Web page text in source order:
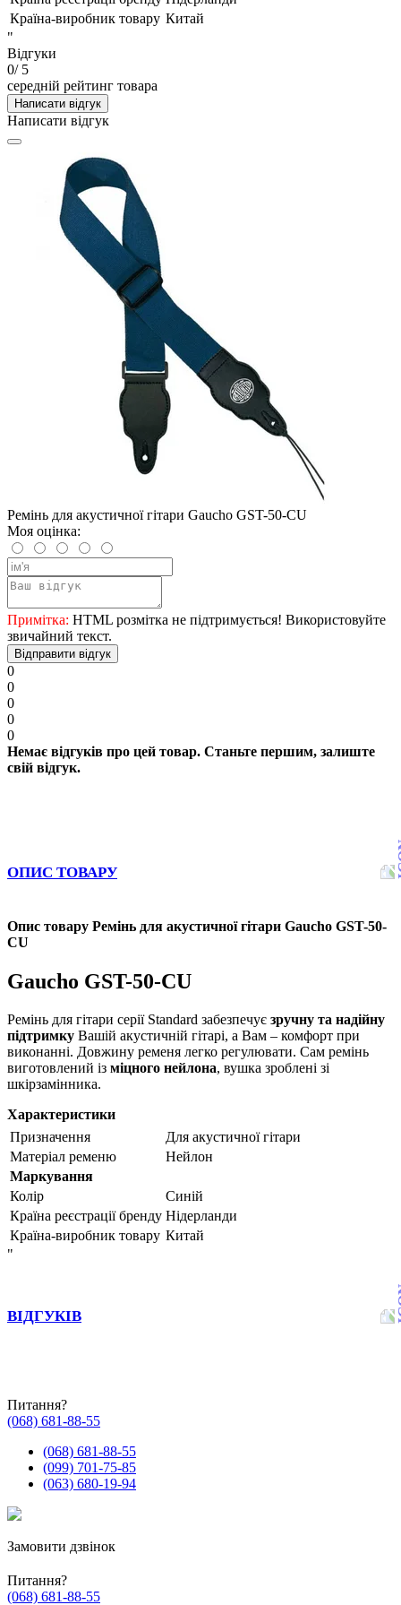
Країна-виробник товару Китай
"
Відгуки
0/ 5
середній рейтинг товара
Написати відгук
Написати відгук
Ремінь для акустичної гітари Gaucho GST-50-CU
Моя оцінка:
Примітка: HTML розмітка не підтримується! Використовуйте
звичайний текст.
Відправити відгук
0
0
0
0
0
Немає відгуків про цей товар. Станьте першим, залиште
свій відгук.
ОПИС ТОВАРУ
Опис товару Ремінь для акустичної гітари Gaucho GST-50-
CU
Gaucho GST-50-CU
Ремінь для гітари серії Standard забезпечує зручну та надійну
підтримку Вашій акустичній гітарі, а Вам – комфорт при
виконанні. Довжину ременя легко регулювати. Сам ремінь
виготовлений із міцного нейлона, вушка зроблені зі
шкірзамінника.
Характеристики
Призначення
Для акустичної гітари
Матеріал ременю
Нейлон
Маркування
Колір
Синій
Країна реєстрації бренду Нідерланди
Країна-виробник товару Китай
"
ВІДГУКІВ
Питання?
(068) 681-88-55
(068) 681-88-55
(099) 701-75-85
(063) 680-19-94
Замовити дзвінок
Питання?
(068) 681-88-55